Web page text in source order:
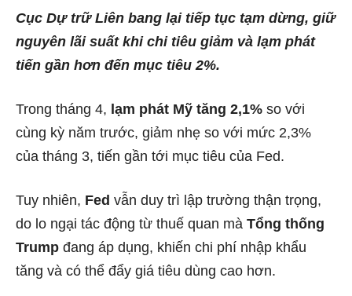
Cục Dự trữ Liên bang lại tiếp tục tạm dừng, giữ
nguyên lãi suất khi chi tiêu giảm và lạm phát
tiến gần hơn đến mục tiêu 2%.
Trong tháng 4, lạm phát Mỹ tăng 2,1% so với
cùng kỳ năm trước, giảm nhẹ so với mức 2,3%
của tháng 3, tiến gần tới mục tiêu của Fed.
Tuy nhiên, Fed vẫn duy trì lập trường thận trọng,
do lo ngại tác động từ thuế quan mà Tổng thống
Trump đang áp dụng, khiến chi phí nhập khẩu
tăng và có thể đẩy giá tiêu dùng cao hơn.